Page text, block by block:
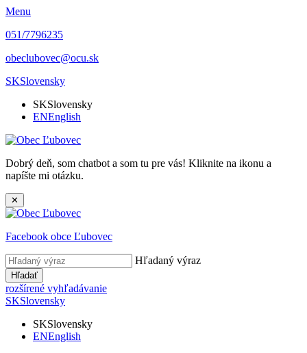
Menu
051/7796235
obeclubovec@ocu.sk
SKSlovensky
SKSlovensky
ENEnglish
Dobrý deň, som chatbot a som tu pre vás! Kliknite na ikonu a
napíšte mi otázku.
✕
Facebook obce Ľubovec
Hľadaný výraz
Hľadať
rozšírené vyhľadávanie
SKSlovensky
SKSlovensky
ENEnglish